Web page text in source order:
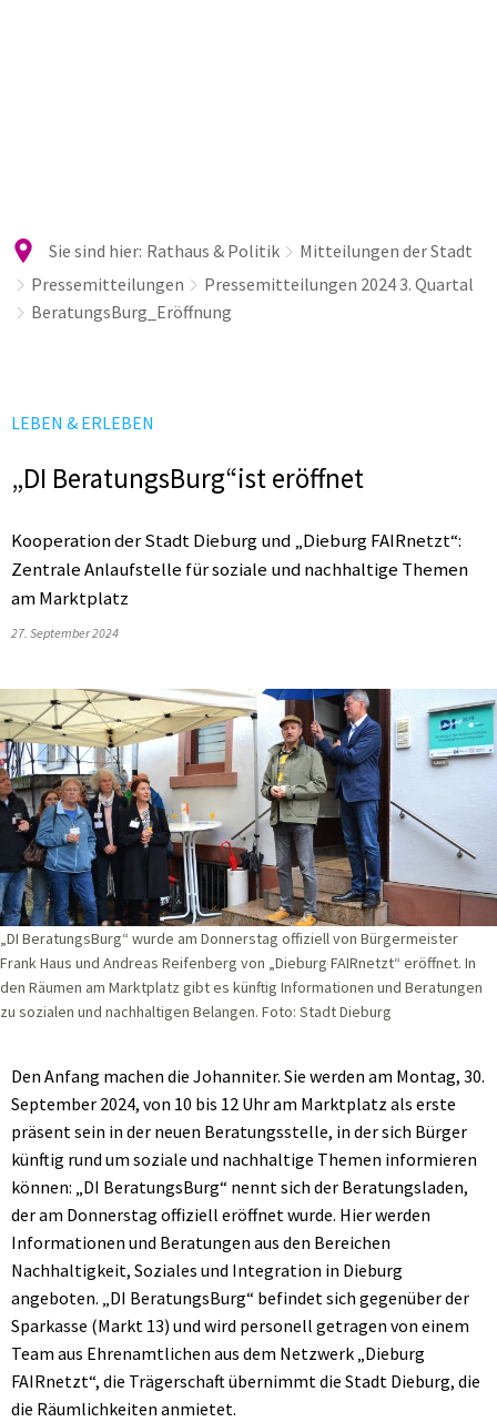
Sie sind hier: Rathaus & Politik
Mitteilungen der Stadt
Pressemitteilungen
Pressemitteilungen 2024 3. Quartal
BeratungsBurg_Eröffnung
LEBEN & ERLEBEN
„DI BeratungsBurg“ist eröffnet
Kooperation der Stadt Dieburg und „Dieburg FAIRnetzt“:
Zentrale Anlaufstelle für soziale und nachhaltige Themen
am Marktplatz
27. September 2024
„DI BeratungsBurg“ wurde am Donnerstag offiziell von Bürgermeister
Frank Haus und Andreas Reifenberg von „Dieburg FAIRnetzt“ eröffnet. In
den Räumen am Marktplatz gibt es künftig Informationen und Beratungen
zu sozialen und nachhaltigen Belangen. Foto: Stadt Dieburg
Den Anfang machen die Johanniter. Sie werden am Montag, 30.
September 2024, von 10 bis 12 Uhr am Marktplatz als erste
präsent sein in der neuen Beratungsstelle, in der sich Bürger
künftig rund um soziale und nachhaltige Themen informieren
können: „DI BeratungsBurg“ nennt sich der Beratungsladen,
der am Donnerstag offiziell eröffnet wurde. Hier werden
Informationen und Beratungen aus den Bereichen
Nachhaltigkeit, Soziales und Integration in Dieburg
angeboten. „DI BeratungsBurg“ befindet sich gegenüber der
Sparkasse (Markt 13) und wird personell getragen von einem
Team aus Ehrenamtlichen aus dem Netzwerk „Dieburg
FAIRnetzt“, die Trägerschaft übernimmt die Stadt Dieburg, die
die Räumlichkeiten anmietet.